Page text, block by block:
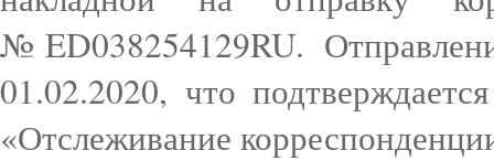
№ED038254129RU.
01.02.2020, что
«Отслеживание